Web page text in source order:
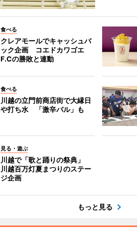
食べる
クレアモールでキャッシュバ
ック企画 コエドカワゴエ
F.Cの勝敗と連動
食べる
川越の立門前商店街で大縁日
や打ち水 「激辛バル」も
見る・遊ぶ
川越で「歌と踊りの祭典」
川越百万灯夏まつりのステー
ジ企画
もっと見る